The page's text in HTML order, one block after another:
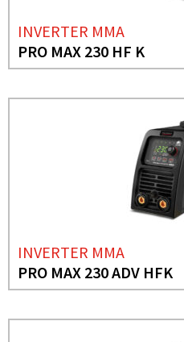
INVERTER MMA
PRO MAX 230 HF K
INVERTER MMA
PRO MAX 230 ADV HFK